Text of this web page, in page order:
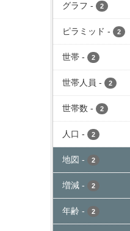
グラフ - 2
ピラミッド - 2
世帯 - 2
世帯人員 - 2
世帯数 - 2
人口 - 2
地図 - 2
増減 - 2
年齢 - 2